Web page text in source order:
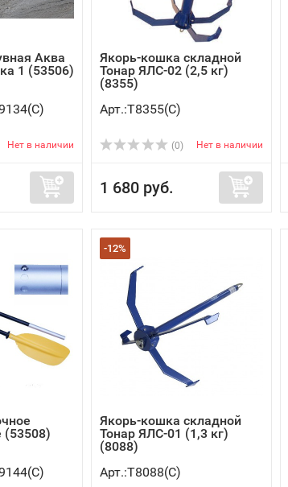
Аква
1 (53506)
Нет в наличии
Якорь-кошка складной
Тонар ЯЛС-02 (2,5 кг)
(8355)
Арт.:Т8355(C)
(0) Нет в наличии
1 680 руб.
(53508)
-12%
Якорь-кошка складной
Тонар ЯЛС-01 (1,3 кг)
(8088)
Арт.:Т8088(C)